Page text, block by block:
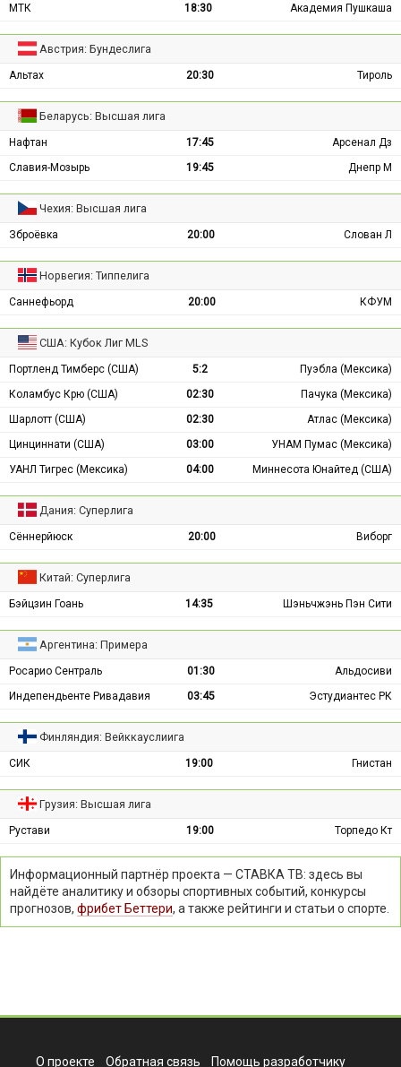
МТК 18:30 Академия Пушкаша
Австрия: Бундеслига
Альтах 20:30 Тироль
Беларусь: Высшая лига
Нафтан 17:45
Арсенал Дз
Славия-Мозырь
19:45 Днепр М
Чехия: Высшая лига
Зброёвка 20:00 Слован Л
Норвегия: Типпелига
Саннефьорд 20:00 КФУМ
США: Кубок Лиг MLS
Портленд Тимберс (США) 5:2
Пуэбла (Мексика)
Коламбус Крю (США)
02:30
Пачука (Мексика)
Шарлотт (США)
02:30
Атлас (Мексика)
Цинциннати (США)
03:00
УНАМ Пумас (Мексика)
УАНЛ Тигрес (Мексика)
04:00 Миннесота Юнайтед (США)
Дания: Суперлига
Сённерйюск 20:00 Виборг
Китай: Суперлига
Бэйцзин Гоань 14:35 Шэньчжэнь Пэн Сити
Аргентина: Примера
Росарио Сентраль 01:30
Альдосиви
Индепендьенте Ривадавия
03:45 Эстудиантес РК
Финляндия: Вейккауслиига
СИК 19:00 Гнистан
Грузия: Высшая лига
Рустави 19:00 Торпедо Кт
Информационный партнёр проекта — СТАВКА ТВ: здесь вы
найдёте аналитику и обзоры спортивных событий, конкурсы
прогнозов, фрибет Беттери, а также рейтинги и статьи о спорте.
О проекте Обратная связь Помощь разработчику